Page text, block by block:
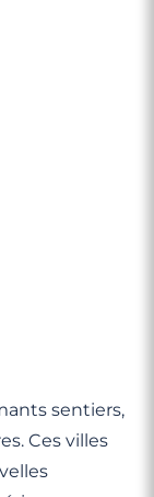
sentiers,
Ces villes